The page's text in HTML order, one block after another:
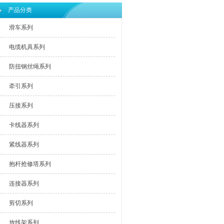
产品分类
滑车系列
电缆机具系列
防扭钢丝绳系列
牵引系列
压接系列
卡线器系列
紧线器系列
抱杆抢修塔系列
连接器系列
剪切系列
放线架系列